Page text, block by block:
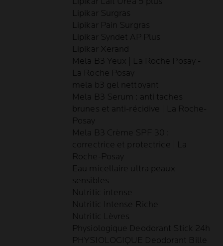
Lipikar Surgras
Lipikar Pain Surgras
Lipikar Syndet AP Plus
Lipikar Xerand
Mela B3 Yeux | La Roche Posay -
La Roche Posay
mela b3 gel nettoyant
Mela B3 Serum : anti taches
brunes et anti-récidive | La Roche-
Posay
Mela B3 Crème SPF 30 :
correctrice et protectrice | La
Roche-Posay
Eau micellaire ultra peaux
sensibles
Nutritic intense
Nutritic Intense Riche
Nutritic Lèvres
Physiologique Deodorant Stick 24h
PHYSIOLOGIQUE Deodorant Bille